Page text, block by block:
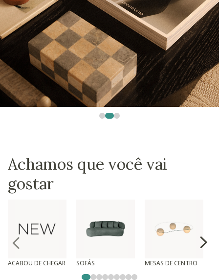
Achamos que você vai
gostar
ACABOU DE CHEGAR SOFÁS MESAS DE CENTRO